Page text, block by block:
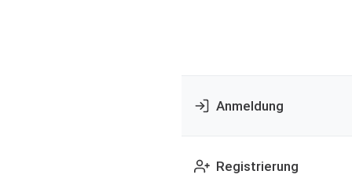
Anmeldung
Registrierung